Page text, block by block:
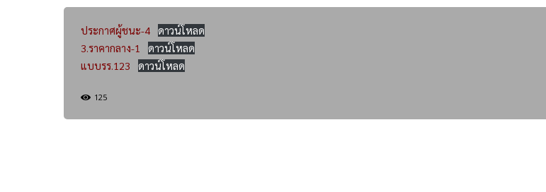
ประกาศผู้ชนะ-4
ดาวน์โหลด
3.ราคากลาง-1
ดาวน์โหลด
แบบรร.123
ดาวน์โหลด
125